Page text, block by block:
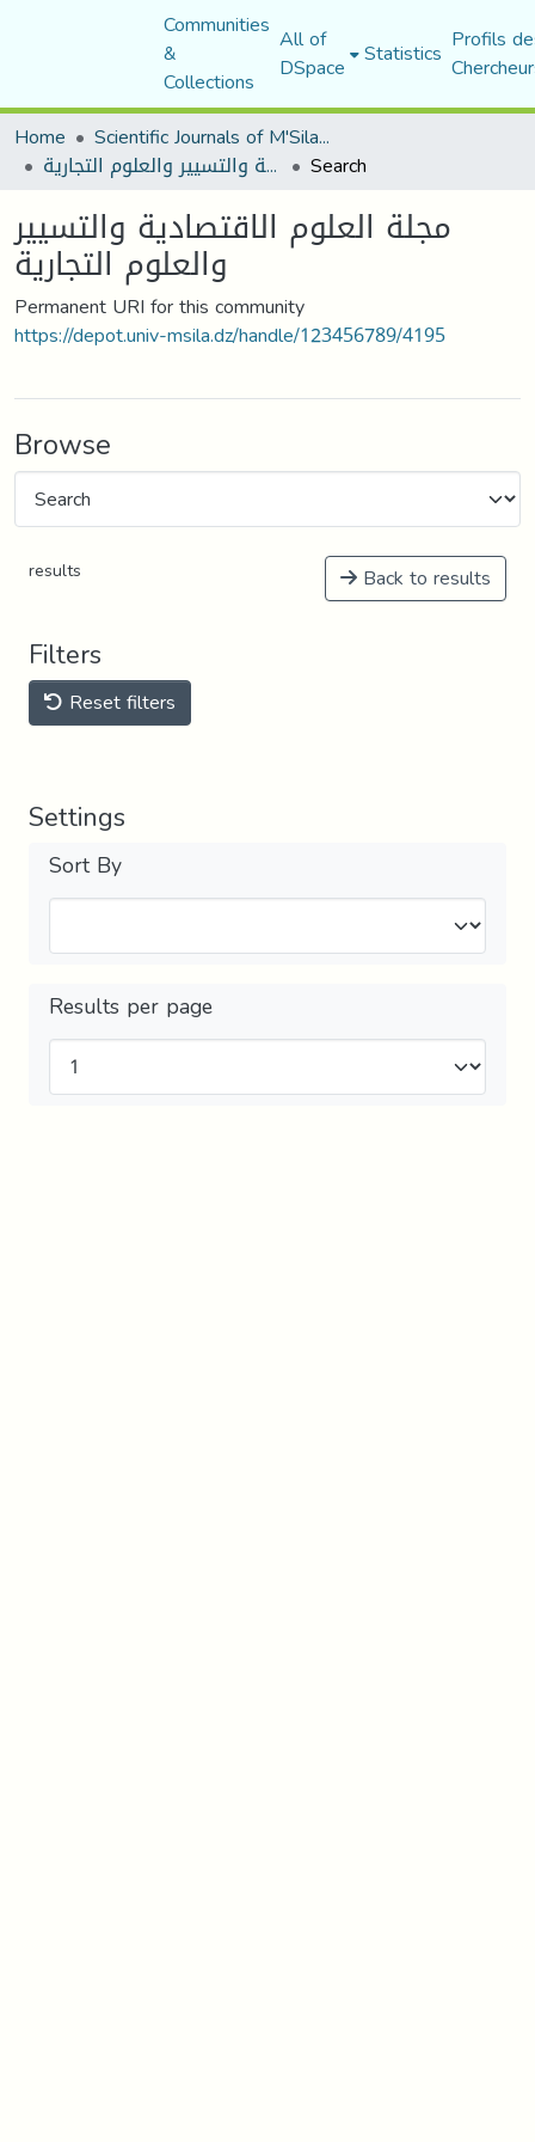
Communities
&
Collections
All of
DSpace Statistics Profils
Home
Scientific Journals of M'Sila University
مجلة العلوم الاقتصادية والتسيير والعلوم التجارية Search
مجلة العلوم الاقتصادية والتسيير
والعلوم التجارية
Permanent URI for this community
https://depot.univ-msila.dz/handle/123456789/4195
Browse
results Back to results
Filters
Reset filters
Settings
Sort By
Results per page